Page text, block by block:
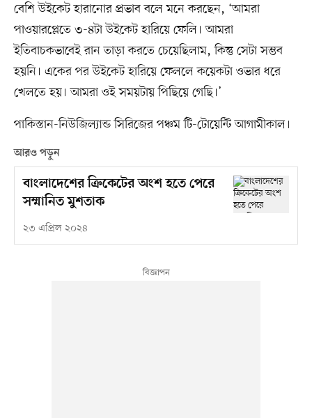
বেশি উইকেট হারানোর প্রভাব বলে মনে করছেন, ‘আমরা
পাওয়ারপ্লেতে ৩-৪টা উইকেট হারিয়ে ফেলি। আমরা
ইতিবাচকভাবেই রান তাড়া করতে চেয়েছিলাম, কিন্তু সেটা সম্ভব
হয়নি। একের পর উইকেট হারিয়ে ফেললে কয়েকটা ওভার ধরে
খেলতে হয়। আমরা ওই সময়টায় পিছিয়ে গেছি।’
পাকিস্তান-নিউজিল্যান্ড সিরিজের পঞ্চম টি-টোয়েন্টি আগামীকাল।
আরও পড়ুন
বাংলাদেশের ক্রিকেটের অংশ হতে পেরে
সম্মানিত মুশতাক
২৩ এপ্রিল ২০২৪